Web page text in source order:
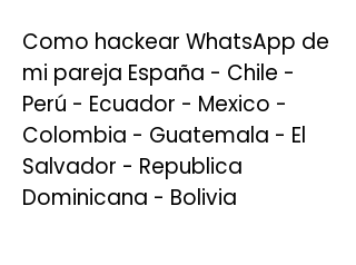
Como hackear WhatsApp de
mi pareja España - Chile -
Perú - Ecuador - Mexico -
Colombia - Guatemala - El
Salvador - Republica
Dominicana - Bolivia